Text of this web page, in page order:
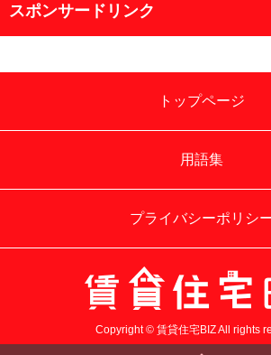
スポンサードリンク
トップページ
用語集
プライバシーポリシ
Copyright © 賃貸住宅BIZ All rights